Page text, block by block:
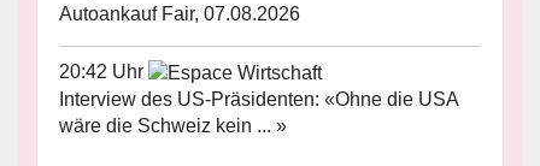
Autoankauf Fair, 07.08.2026
20:42 Uhr
Interview des US-Präsidenten: «Ohne die USA
wäre die Schweiz kein ... »